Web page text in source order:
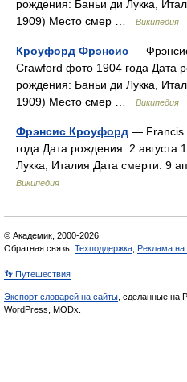
рождения: Баньи ди Лукка,
1909) Место смер …
Википедия
Кроуфорд Фрэнсис —
Crawford фото 1904 года Дата
рождения: Баньи ди Лукка,
1909) Место смер …
Википедия
Фрэнсис Кроуфорд — Francis
года Дата рождения: 2
Лукка, Италия Дата смерти: 9
Википедия
© Академик, 2000-2026
Обратная связь: Техподдержка Реклама на
👣 Путешествия
Экспорт словарей на сайты , сделанные на
WordPress, MODx.